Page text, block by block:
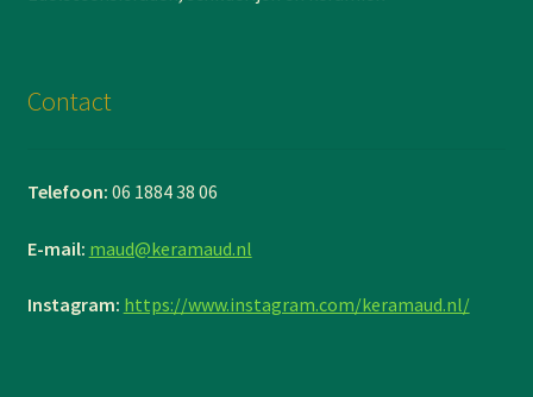
Contact
Telefoon: 06 1884 38 06
E-mail: maud@keramaud.nl
Instagram: https://www.instagram.com/keramaud.nl/